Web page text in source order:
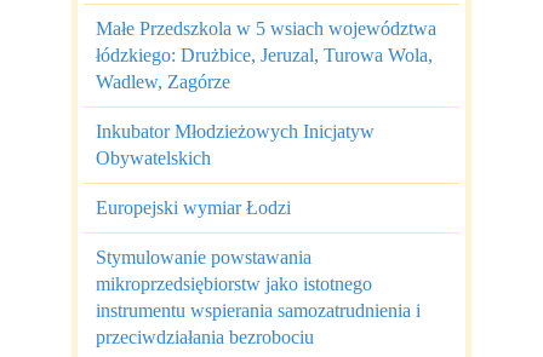
Rekrutacja Widzew
MALUCH PLUS
Zapytania ofertowe
Małe Przedszkola w 5 wsiach województwa
łódzkiego: Drużbice, Jeruzal, Turowa Wola,
Wadlew, Zagórze
Inkubator Młodzieżowych Inicjatyw
Obywatelskich
Europejski wymiar Łodzi
Stymulowanie powstawania
mikroprzedsiębiorstw jako istotnego
instrumentu wspierania samozatrudnienia i
przeciwdziałania bezrobociu